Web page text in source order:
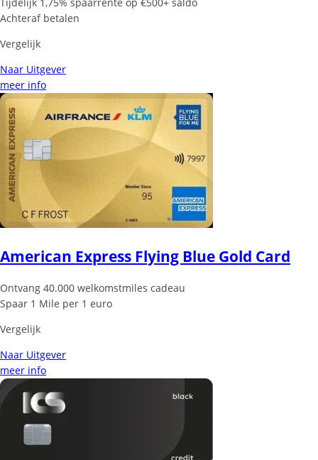
Achteraf betalen
Vergelijk
Naar Uitgever
meer info
American Express Flying Blue Gold Card
Ontvang 40.000 welkomstmiles cadeau
Spaar 1 Mile per 1 euro
Vergelijk
Naar Uitgever
meer info